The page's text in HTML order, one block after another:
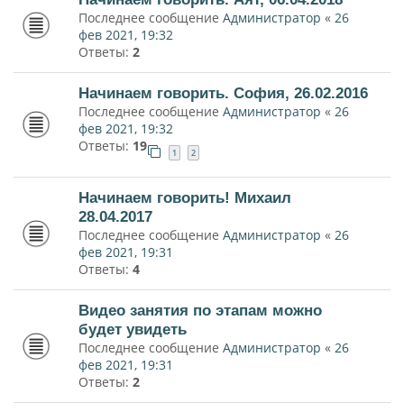
Последнее сообщение Администратор « 26
фев 2021, 19:32
Ответы: 2
Начинаем говорить. София, 26.02.2016
Последнее сообщение Администратор « 26
фев 2021, 19:32
Ответы: 19 1 2
Начинаем говорить! Михаил
28.04.2017
Последнее сообщение Администратор « 26
фев 2021, 19:31
Ответы: 4
Видео занятия по этапам можно
будет увидеть
Последнее сообщение Администратор « 26
фев 2021, 19:31
Ответы: 2